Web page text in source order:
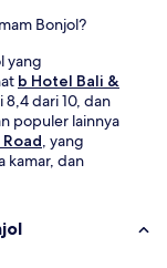
Bonjol?
yang
b Hotel Bali &
dari 10, dan
populer lainnya
, yang
kamar, dan